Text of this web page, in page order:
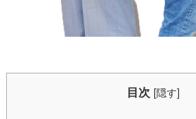
目次 [隠す]